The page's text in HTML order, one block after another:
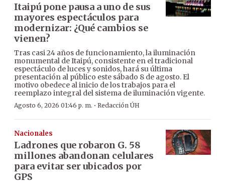
Itaipú pone pausa a uno de sus
mayores espectáculos para
modernizar: ¿Qué cambios se
vienen?
Tras casi 24 años de funcionamiento, la iluminación
monumental de Itaipú, consistente en el tradicional
espectáculo de luces y sonidos, hará su última
presentación al público este sábado 8 de agosto. El
motivo obedece al inicio de los trabajos para el
reemplazo integral del sistema de iluminación vigente.
Agosto 6, 2026 01:46 p. m. · Redacción ÚH
Nacionales
Ladrones que robaron G. 58
millones abandonan celulares
para evitar ser ubicados por
GPS